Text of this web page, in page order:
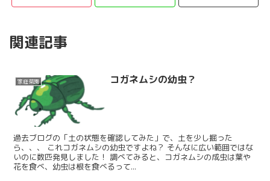
関連記事
家庭菜園 コガネムシの幼虫？
過去ブログの「土の状態を確認してみた」で、土を少し掘った
ら、、、 これコガネムシの幼虫ですよね？ そんなに広い範囲ではな
いのに数匹発見しました！ 調べてみると、コガネムシの成虫は葉や
花を食べ、幼虫は根を食べるって...